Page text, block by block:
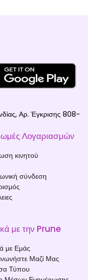
Αρ. Έγκρισης 808-
Λογαριασμών
κινητού
σύνδεση
με την Prune
με Εμάς
Μαζί Μας
Τύπου